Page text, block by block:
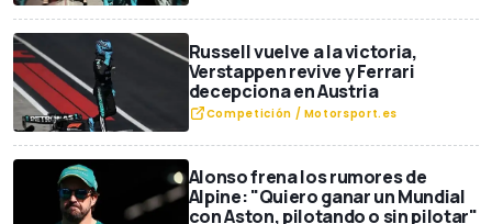
Russell vuelve a la victoria,
Verstappen revive y Ferrari
decepciona en Austria
Competición / Motorsport.es
Alonso frena los rumores de
Alpine: "Quiero ganar un Mundial
con Aston, pilotando o sin pilotar"